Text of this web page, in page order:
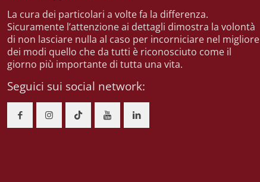
La cura dei particolari a volte fa la differenza.
Sicuramente l’attenzione ai dettagli dimostra la volontà
di non lasciare nulla al caso per incorniciare nel migliore
dei modi quello che da tutti è riconosciuto come il
giorno più importante di tutta una vita.
Seguici sui social network: